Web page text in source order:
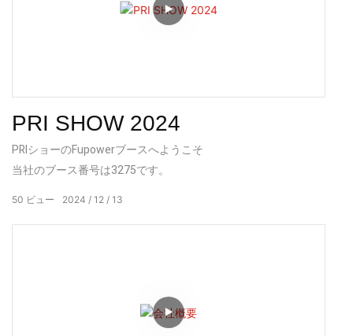
PRI SHOW 2024
PRIショーのFupowerブースへようこそ
当社のブース番号は3275です。
2024 12 13
50 ビュー